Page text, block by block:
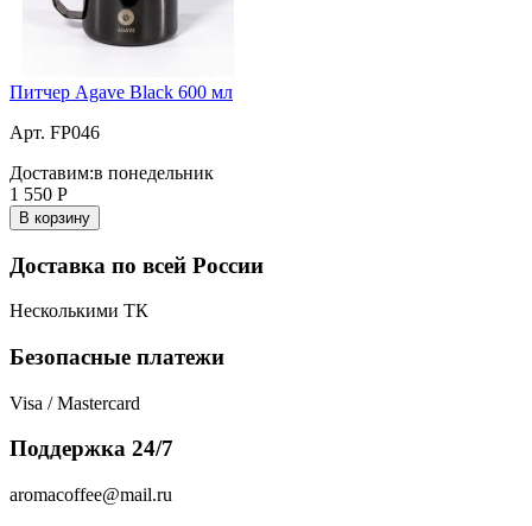
Питчер Agave Black 600 мл
Арт. FP046
Доставим:в понедельник
1 550 Р
В корзину
Доставка по всей России
Несколькими ТК
Безопасные платежи
Visa / Mastercard
Поддержка 24/7
aromacoffee@mail.ru